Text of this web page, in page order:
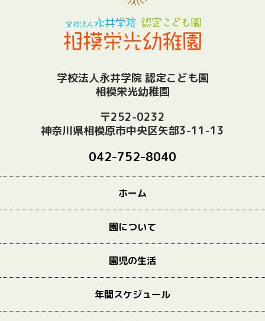
学校法人永井学院 認定こども園
相模栄光幼稚園
〒252-0232
神奈川県相模原市中央区矢部3-11-13
042-752-8040
ホーム
園について
園児の生活
年間スケジュール